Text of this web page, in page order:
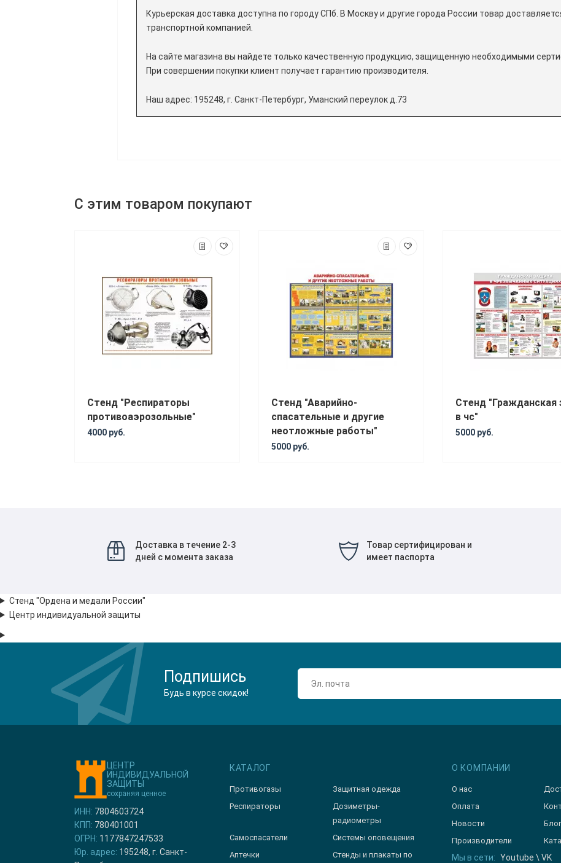
Курьерская доставка доступна по городу СПб. В Москву и другие города России товар
транспортной компанией.
На сайте магазина вы найдете только качественную продукцию, защищенную необходимыми
При совершении покупки клиент получает гарантию производителя.
Наш адрес: 195248, г. Санкт-Петербург, Уманский переулок д.73
С этим товаром покупают
Стенд "Респираторы
противоаэрозольные"
4000 руб.
Стенд "Аварийно-
спасательные и другие
неотложные работы"
5000 руб.
Стенд "Гражданская
в чс"
5000 руб.
Доставка в течение 2-3
дней с момента заказа
Товар сертифицирован и
имеет паспорта
Стенд "Ордена и медали России"
Центр индивидуальной защиты
Подпишись
Будь в курсе скидок!
ЦЕНТР
ИНДИВИДУАЛЬНОЙ
ЗАЩИТЫ
сохраняя ценное
ИНН: 7804603724
КПП: 780401001
ОГРН: 1177847247533
Юр. адрес: 195248, г. Санкт-
КАТАЛОГ
Противогазы
Защитная одежда
Респираторы
Дозиметры-
радиометры
Самоспасатели
Системы оповещения
Аптечки
Стенды и плакаты по
О КОМПАНИИ
О нас
Оплата
Новости
Блог
Производители
Мы в сети: Youtube \VK